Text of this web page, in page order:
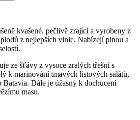
kvašené, pečlivě zrající a vyrobeny z
z nejlepších vinic. Nabízejí plnou a
ze šťávy z vysoce zralých třešní s
k marinování tmavých listových salátů,
Dále je úžasný k dochucení
masu.